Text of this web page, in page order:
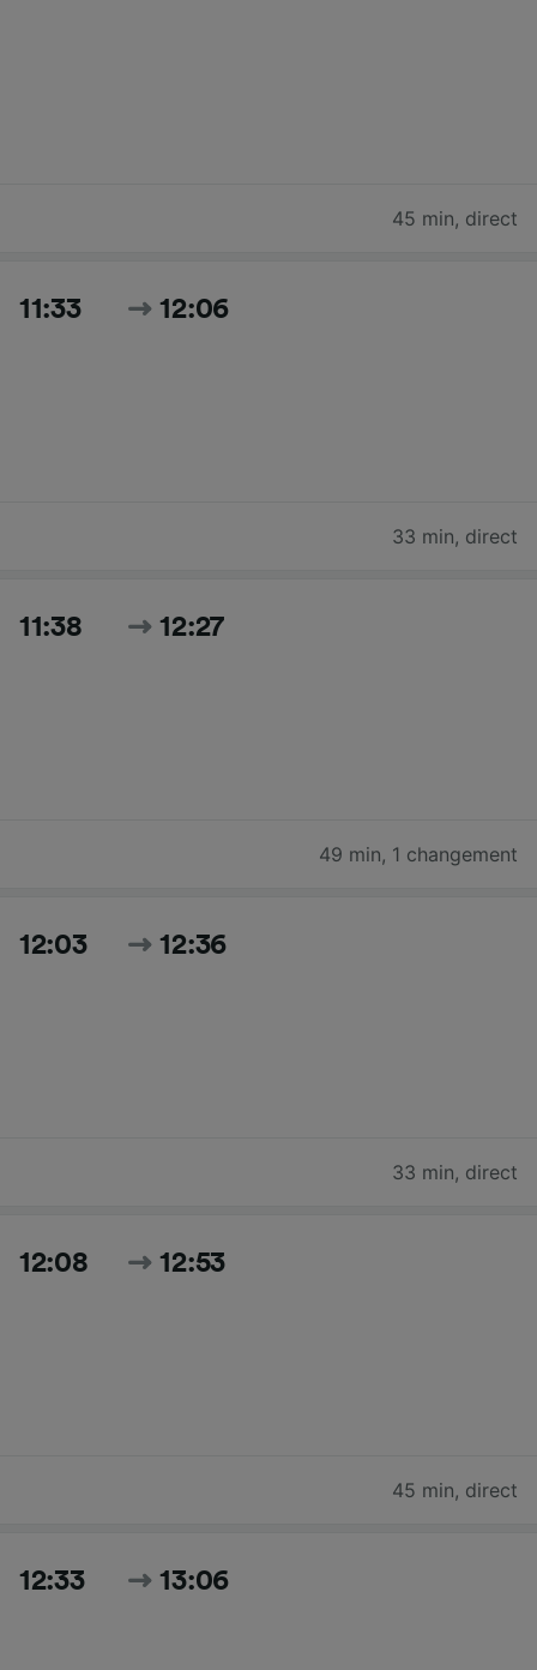
45 min, direct
11:33 12:06
33 min, direct
11:38 12:27
49 min, 1 changement
12:03 12:36
33 min, direct
12:08 12:53
45 min, direct
12:33 13:06